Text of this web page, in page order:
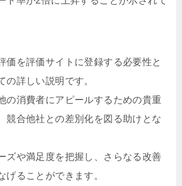
価を評価サイトに登録する必要性と
の詳しい説明です。
の消費者にアピールするための貴重
競合他社との差別化を図る助けとな
ズや満足度を把握し、さらなる改善
げることができます。